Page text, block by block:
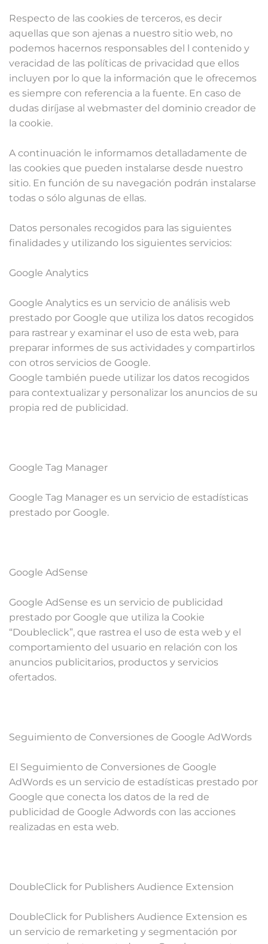
Respecto de las cookies de terceros, es decir
aquellas que son ajenas a nuestro sitio web, no
podemos hacernos responsables del l contenido y
veracidad de las políticas de privacidad que ellos
incluyen por lo que la información que le ofrecemos
es siempre con referencia a la fuente. En caso de
dudas diríjase al webmaster del dominio creador de
la cookie.
A continuación le informamos detalladamente de
las cookies que pueden instalarse desde nuestro
sitio. En función de su navegación podrán instalarse
todas o sólo algunas de ellas.
Datos personales recogidos para las siguientes
finalidades y utilizando los siguientes servicios:
Google Analytics
Google Analytics es un servicio de análisis web
prestado por Google que utiliza los datos recogidos
para rastrear y examinar el uso de esta web, para
preparar informes de sus actividades y compartirlos
con otros servicios de Google.
Google también puede utilizar los datos recogidos
para contextualizar y personalizar los anuncios de su
propia red de publicidad.
Google Tag Manager
Google Tag Manager es un servicio de estadísticas
prestado por Google.
Google AdSense
Google AdSense es un servicio de publicidad
prestado por Google que utiliza la Cookie
“Doubleclick”, que rastrea el uso de esta web y el
comportamiento del usuario en relación con los
anuncios publicitarios, productos y servicios
ofertados.
Seguimiento de Conversiones de Google AdWords
El Seguimiento de Conversiones de Google
AdWords es un servicio de estadísticas prestado por
Google que conecta los datos de la red de
publicidad de Google Adwords con las acciones
realizadas en esta web.
DoubleClick for Publishers Audience Extension
DoubleClick for Publishers Audience Extension es
un servicio de remarketing y segmentación por